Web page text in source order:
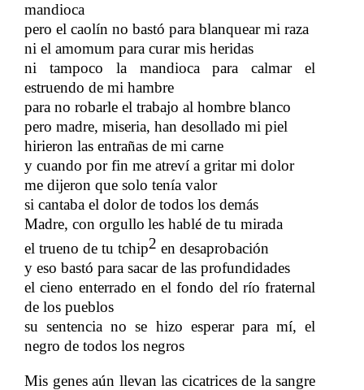
mandioca
pero el caolín no bastó para blanquear mi raza
ni el amomum para curar mis heridas
ni tampoco la mandioca para calmar el
estruendo de mi hambre
para no robarle el trabajo al hombre blanco
pero madre, miseria, han desollado mi piel
hirieron las entrañas de mi carne
y cuando por fin me atreví a gritar mi dolor
me dijeron que solo tenía valor
si cantaba el dolor de todos los demás
Madre, con orgullo les hablé de tu mirada
el trueno de tu tchip2 ​​ en desaprobación
y eso bastó para sacar de las profundidades
el cieno enterrado en el fondo del río fraternal
de los pueblos
su sentencia no se hizo esperar para mí, el
negro de todos los negros
Mis genes aún llevan las cicatrices de la sangre